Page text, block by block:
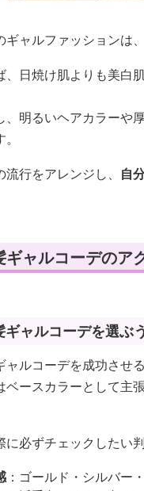
ギャルファッションは
、日焼け肌よりも美白
、明るいヘアカラーや
流行をアレンジし、 自
ギャルコーデのア
ギャルコーデを選ぶ
ャルコーデを成功させ
ベースカラーとして主
に必ずチェックしたい
：ゴールド・シルバー